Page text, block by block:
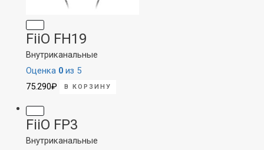
FiiO FH19
Внутриканальные
Оценка 0из 5
75.290₽ В КОРЗИНУ
FiiO FP3
Внутриканальные